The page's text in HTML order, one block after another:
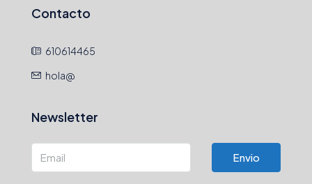
Contacto
610614465
hola@
Newsletter
Envio